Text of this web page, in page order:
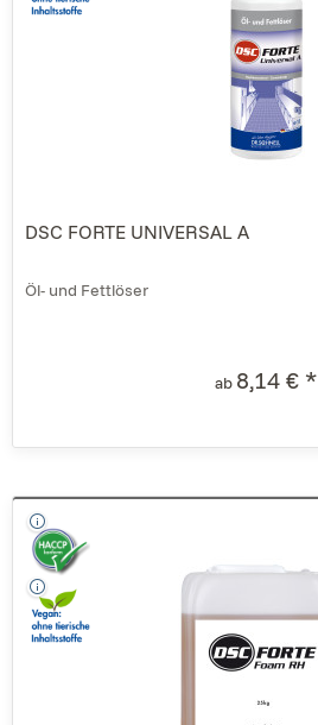
DSC FORTE UNIVERSAL A
Öl- und Fettlöser
ab 8,14 € *